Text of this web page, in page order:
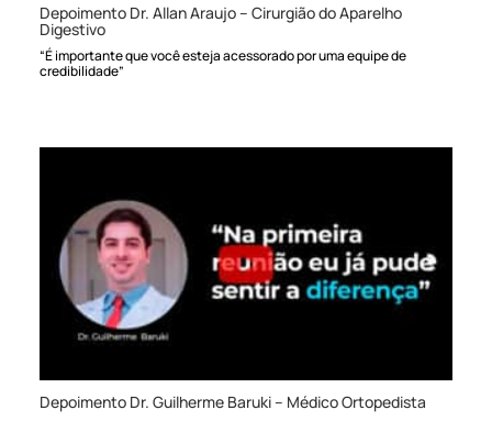
Depoimento Dr. Allan Araujo – Cirurgião do Aparelho
Digestivo
“É importante que você esteja acessorado por uma equipe de
credibilidade”
Depoimento Dr. Guilherme Baruki – Médico Ortopedista